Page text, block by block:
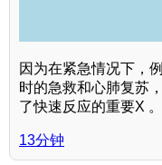
因为在紧急情况下，
时的急救和心肺复苏
了快速反应的重要X
13分钟